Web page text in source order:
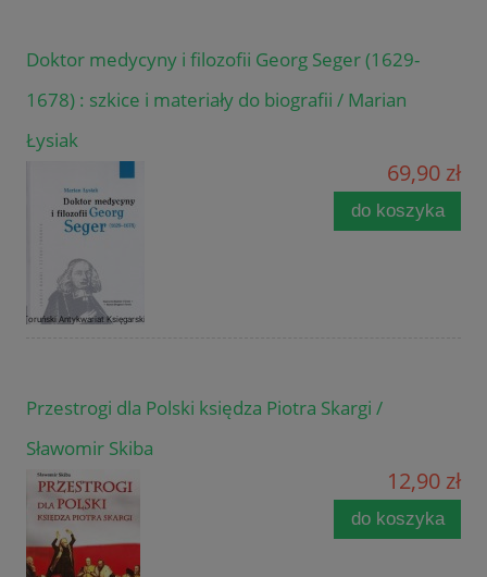
Doktor medycyny i filozofii Georg Seger (1629-
1678) : szkice i materiały do biografii / Marian
Łysiak
69,90 zł
do koszyka
Przestrogi dla Polski księdza Piotra Skargi /
Sławomir Skiba
12,90 zł
do koszyka